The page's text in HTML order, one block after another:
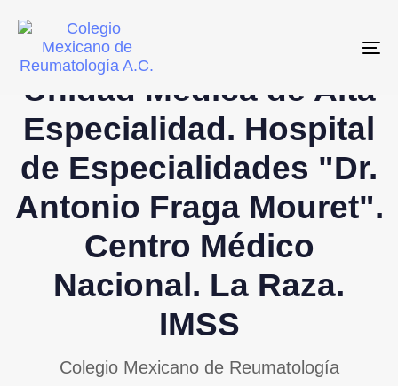
links
primary
navigation
Skip
content
Unidad Médica de Alta
Especialidad. Hospital
de Especialidades "Dr.
Antonio Fraga Mouret".
Centro Médico
Nacional. La Raza.
IMSS
Colegio Mexicano de Reumatología